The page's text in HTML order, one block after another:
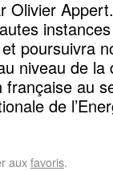
Olivier
poursuivra
niveau de
au
de
auxfavoris.